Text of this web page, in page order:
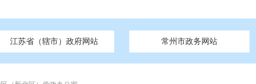
山西 辽宁 吉林 黑龙江 上海 山东 江苏 浙江 安徽
江苏省（辖市）政府网站
府 无锡市政府 常州市政府 徐州市政府 镇江市政府 扬州市政府
常州市政务网站
技局 市民族宗教事务局 市公安局 市民政局 市司法局 市财政局
市生态环境局 市城管局
区人大 区政协 纪委监委 检察院 组织部